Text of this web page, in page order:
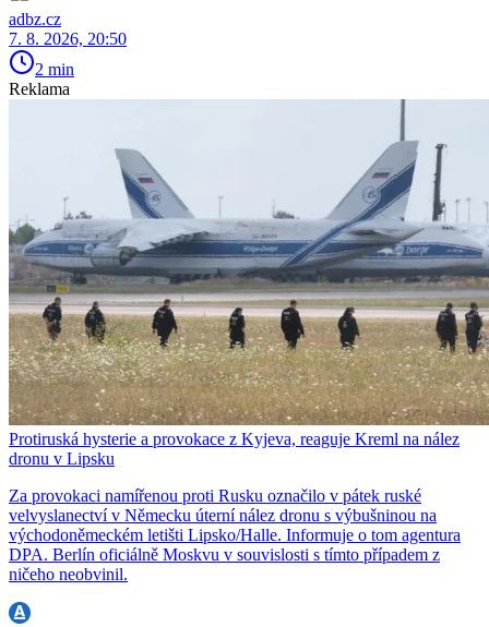
adbz.cz
7. 8. 2026, 20:50
2 min
Reklama
Protiruská hysterie a provokace z Kyjeva, reaguje Kreml na nález
dronu v Lipsku
Za provokaci namířenou proti Rusku označilo v pátek ruské
velvyslanectví v Německu úterní nález dronu s výbušninou na
východoněmeckém letišti Lipsko/Halle. Informuje o tom agentura
DPA. Berlín oficiálně Moskvu v souvislosti s tímto případem z
ničeho neobvinil.